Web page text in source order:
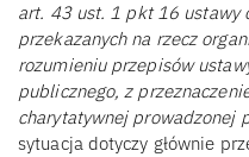
art. 43 ust. 1 pkt 16 ustawy
przekazanych na rzecz
rozumieniu przepisów
publicznego, z
charytatywnej prowadzonej
sytuacja dotyczy głównie